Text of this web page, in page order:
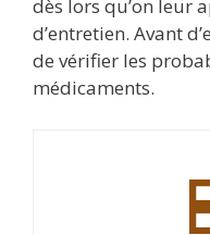
dès lors qu’on leur
d’entretien. Avant
de vérifier les
médicaments.